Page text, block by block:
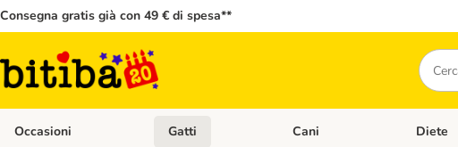
Consegna gratis già con 49 € di spesa**
Cerca
Occasioni Apri Menù Categoria: Occasioni
Gatti Apri Menù Categoria: Gatti
Cani Apri
Diete